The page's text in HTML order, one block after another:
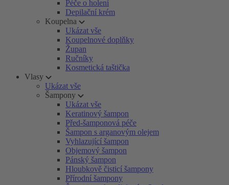
Péče o holení
Depilační krém
Koupelna
Ukázat vše
Koupelnové doplňky
Župan
Ručníky
Kosmetická taštička
Vlasy
Ukázat vše
Šampony
Ukázat vše
Keratinový šampon
Před-šamponová péče
Šampon s arganovým olejem
Vyhlazující šampon
Objemový šampon
Pánský šampon
Hloubkově čisticí šampony
Přírodní šampony